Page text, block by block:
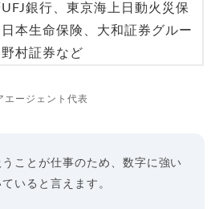
UFJ銀行、東京海上日動火災保
日本生命保険、大和証券グルー
村証券など
エージェント代表
ことが仕事のため、数字に強い
いると言えます。